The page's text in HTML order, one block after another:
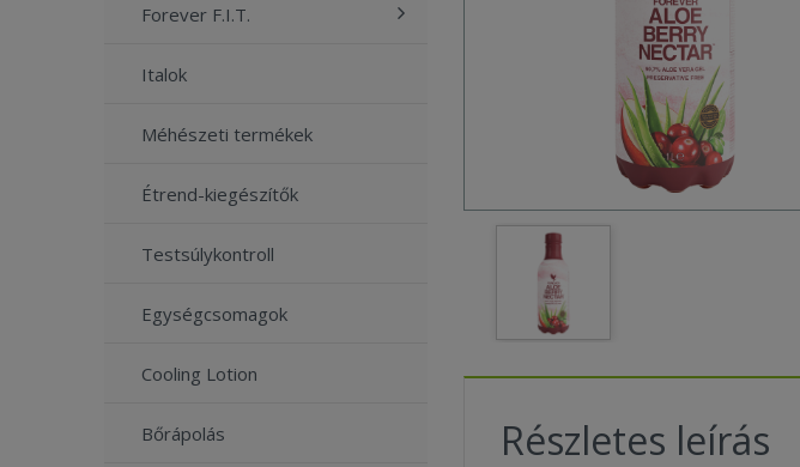
Forever F.I.T.
Italok
Méhészeti termékek
Étrend-kiegészítők
Testsúlykontroll
Egységcsomagok
Cooling Lotion
Bőrápolás Részletes leírás